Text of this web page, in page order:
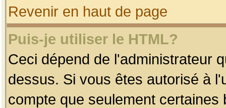
Revenir en haut de page
Puis-je utiliser le HTML?
Ceci dépend de l'administrateur
dessus. Si vous êtes autorisé à
compte que seulement